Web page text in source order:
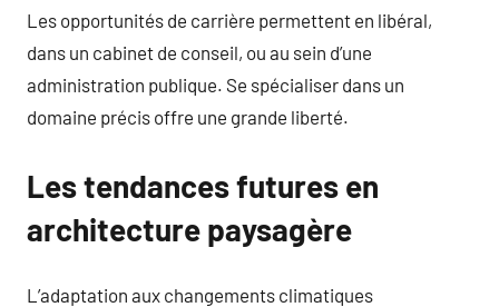
Les opportunités de carrière permettent en libéral,
dans un cabinet de conseil, ou au sein d’une
administration publique. Se spécialiser dans un
domaine précis offre une grande liberté.
Les tendances futures en
architecture paysagère
L’adaptation aux changements climatiques